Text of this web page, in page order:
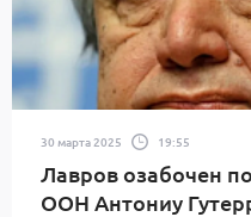
30 марта 2025 19:55
Лавров озабочен
ООН Антониу